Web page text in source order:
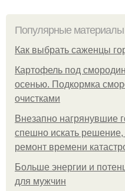
Популярные материалы
Как выбрать саженцы
Картофель под
осенью. Подкормка
очистками
Внезапно нагрянувшие
спешно искать решение,
ремонт времени
Больше энергии и
для мужчин